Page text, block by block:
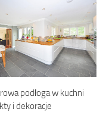
podłoga w kuchni
i dekoracje